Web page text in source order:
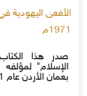
الأفعى اليهودية
1971م
صدر هذا
الإسلام"
بعمان الأردن عام 1971م